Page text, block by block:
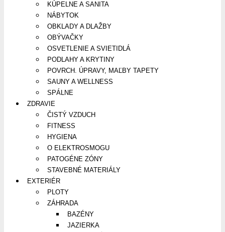
KÚPELNE A SANITA
NÁBYTOK
OBKLADY A DLAŽBY
OBÝVAČKY
OSVETLENIE A SVIETIDLÁ
PODLAHY A KRYTINY
POVRCH. ÚPRAVY, MAĽBY TAPETY
SAUNY A WELLNESS
SPÁLNE
ZDRAVIE
ČISTÝ VZDUCH
FITNESS
HYGIENA
O ELEKTROSMOGU
PATOGÉNE ZÓNY
STAVEBNÉ MATERIÁLY
EXTERIÉR
PLOTY
ZÁHRADA
BAZÉNY
JAZIERKA